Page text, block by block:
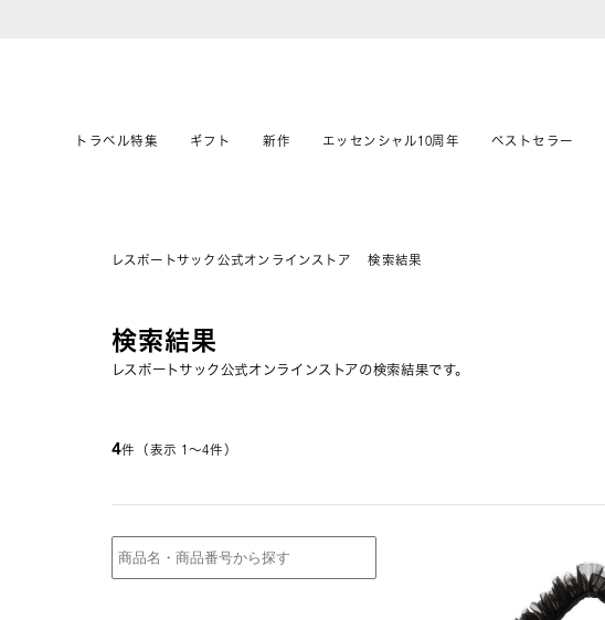
トラベル特集 ギフト 新作 エッセンシャル10周年 ベストセラー
レスポートサック公式オンラインストア 検索結果
検索結果
レスポートサック公式オンラインストアの検索結果です。
4件（表示 1〜4件）